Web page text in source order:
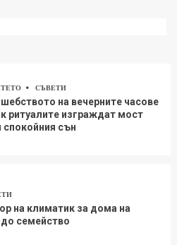
СЪВЕТИ
на вечерните часове
ритуалите изграждат мост
спокойния сън
на климатик за дома на
семейство